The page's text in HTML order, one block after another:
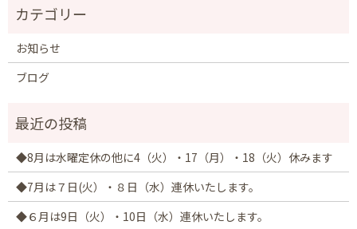
お知らせ
ブログ
◆8月は水曜定休の他に4（火）・17（月）・18（火）休みます
◆7月は７日(火）・８日（水）連休いたします。
◆６月は9日（火）・10日（水）連休いたします。